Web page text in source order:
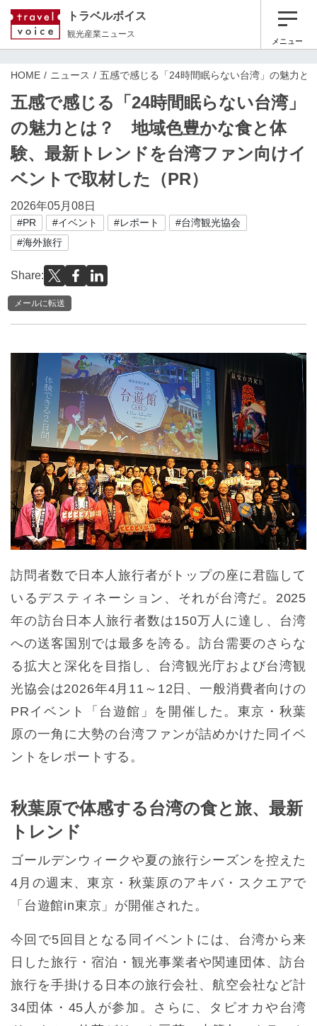
トラベルボイス
観光産業ニュース
メニュー
HOME ニュース 五感で感じる「24時間眠らない台湾」の魅力
五感で感じる「24時間眠らない台湾」
の魅力とは？ 地域色豊かな食と体
験、最新トレンドを台湾ファン向けイ
ベントで取材した（PR）
2026年05月08日
#PR #イベント #レポート
#台湾観光協会
#海外旅行
Share:
メールに転送
訪問者数で日本人旅行者がトップの座に君臨して
いるデスティネーション、それが台湾だ。2025
年の訪台日本人旅行者数は150万人に達し、台湾
への送客国別では最多を誇る。訪台需要のさらな
る拡大と深化を目指し、台湾観光庁および台湾観
光協会は2026年4月11～12日、一般消費者向けの
PRイベント「台遊館」を開催した。東京・秋葉
原の一角に大勢の台湾ファンが詰めかけた同イベ
ントをレポートする。
秋葉原で体感する台湾の食と旅、最新
トレンド
ゴールデンウィークや夏の旅行シーズンを控えた
4月の週末、東京・秋葉原のアキバ・スクエアで
「台遊館in東京」が開催された。
今回で5回目となる同イベントには、台湾から来
日した旅行・宿泊・観光事業者や関連団体、訪台
旅行を手掛ける日本の旅行会社、航空会社など計
34団体・45人が参加。さらに、タピオカや台湾